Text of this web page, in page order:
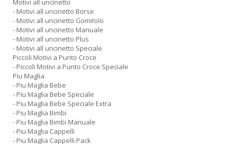
Motivi all uncinetto
- Motivi all uncinetto Borse
- Motivi all uncinetto Gomitolo
- Motivi all uncinetto Manuale
- Motivi all uncinetto Plus
- Motivi all uncinetto Speciale
Piccoli Motivi a Punto Croce
- Piccoli Motivi a Punto Croce Speciale
Piu Maglia
- Piu Maglia Bebe
- Piu Maglia Bebe Speciale
- Piu Maglia Bebe Speciale Extra
- Piu Maglia Bimbi
- Piu Maglia Bimbi Manuale
- Piu Maglia Cappelli
- Piu Maglia Cappelli Pack